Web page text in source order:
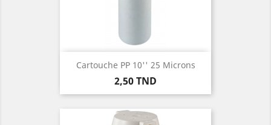
Cartouche PP 10'' 25 Microns
Prix
2,50 TND